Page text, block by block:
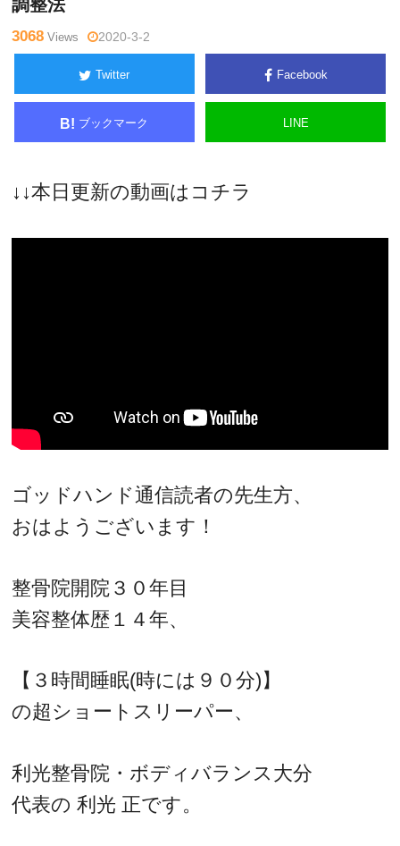
調整法
3068 Views 2020-3-2
Twitter Facebook
B! ブックマーク LINE
↓↓本日更新の動画はコチラ
ゴッドハンド通信読者の先生方、
おはようございます！
整骨院開院３０年目
美容整体歴１４年、
【３時間睡眠(時には９０分)】
の超ショートスリーパー、
利光整骨院・ボディバランス大分
代表の 利光 正です。